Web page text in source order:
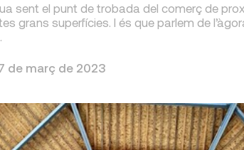
sent el punt de trobada del comerç de
grans superfícies. I és que parlem de
de març de 2023